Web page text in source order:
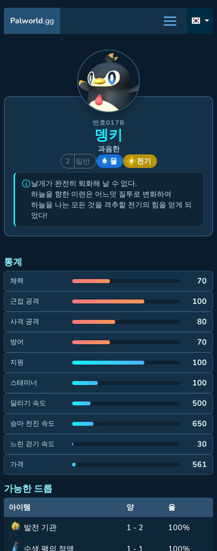
Palworld.gg
번호017B
뎅키
과음한
2
일반 물 전기
날개가 완전히 퇴화해 날 수 없다.
하늘을 향한 미련은 어느덧 질투로 변화하여
하늘을 나는 모든 것을 격추할 전기의 힘을 얻게 되
었다!
통계
체력 70
근접 공격 100
사격 공격 80
방어 70
지원 100
스태미너 100
달리기 속도 500
승마 전진 속도 650
느린 걷기 속도 30
가격 561
가능한 드롭
아이템 양 율
발전 기관 1 - 2
100%
수생 팰의 점액
1 - 1 100%